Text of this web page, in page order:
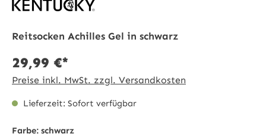
Reitsocken Achilles Gel in schwarz
29,99 €*
Preise inkl. MwSt. zzgl. Versandkosten
Lieferzeit: Sofort verfügbar
Farbe: schwarz